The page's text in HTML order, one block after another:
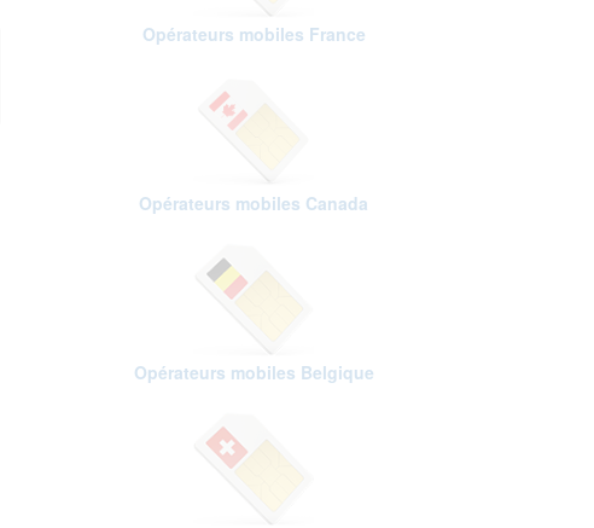
Opérateurs mobiles France
Opérateurs mobiles Canada
Opérateurs mobiles Belgique